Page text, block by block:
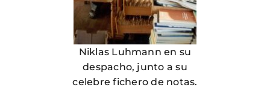
Niklas Luhmann en su
despacho, junto a su
celebre fichero de notas.